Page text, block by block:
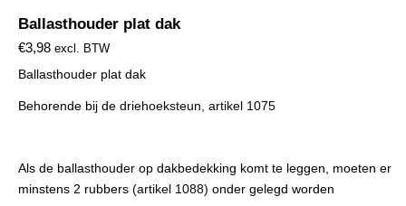
Ballasthouder plat dak
€3,98 excl. BTW
Ballasthouder plat dak
Behorende bij de driehoeksteun, artikel 1075
Als de ballasthouder op dakbedekking komt te leggen, moeten er
minstens 2 rubbers (artikel 1088) onder gelegd worden